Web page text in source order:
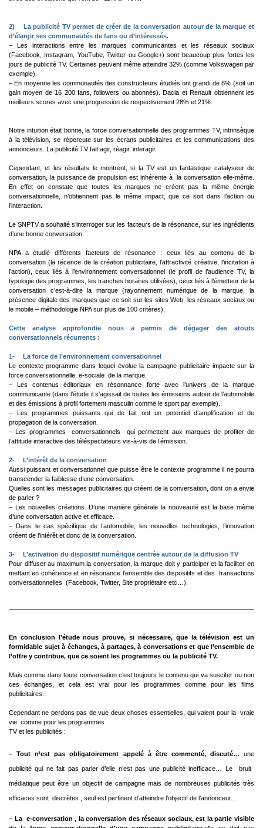
2)
La publicité TV permet de créer de la conversation autour de la marque et
d’élargir ses communautés de fans ou d’intéressés.
– Les interactions entre les marques communicantes et les réseaux sociaux
(Facebook, Instagram, YouTube, Twitter ou Google+) sont beaucoup plus fortes les
jours de publicité TV. Certaines peuvent même atteindre 32% (comme Volkswagen par
exemple).
– En moyenne les communautés des constructeurs étudiés ont grandi de 8% (soit un
gain moyen de 16 200 fans, followers ou abonnés). Dacia et Renault obtiennent les
meilleurs scores avec une progression de respectivement 28% et 21%.
Notre intuition était bonne, la force conversationnelle des programmes TV, intrinsèque
à la télévision, se répercute sur les écrans publicitaires et les communications des
annonceurs. La publicité TV fait agir, réagir, interagir.
Cependant, et les résultats le montrent, si la TV est un fantastique catalyseur de
conversation, la puissance de propulsion est inhérente à la conversation elle-même.
En effet on constate que toutes les marques ne créent pas la même énergie
conversationnelle, n’obtiennent pas le même impact, que ce soit dans l’action ou
l’interaction.
Le SNPTV a souhaité s’interroger sur les facteurs de la résonance, sur les ingrédients
d’une bonne conversation.
NPA a étudié différents facteurs de résonance : ceux liés au contenu de la
conversation (la récence de la création publicitaire, l’attractivité créative, l’incitation à
l’action), ceux liés à l’environnement conversationnel (le profil de l’audience TV, la
typologie des programmes, les tranches horaires utilisées), ceux liés à l’émetteur de la
conversation c’est-à-dire la marque (rayonnement numérique de la marque, la
présence digitale des marques que ce soit sur les sites Web, les réseaux sociaux ou
le mobile – méthodologie NPA sur plus de 100 critères).
Cette analyse approfondie nous a permis de dégager des atouts
conversationnels récurrents :
1-
La force de l’environnement conversationnel
Le contexte programme dans lequel évolue la campagne publicitaire impacte sur la
force conversationnelle  e-sociale  de la marque.
– Les contenus éditoriaux en résonnance forte avec l’univers de la marque
communicante (dans l’étude il s’agissait de toutes les émissions autour de l’automobile
et des émissions à profil fortement masculin comme le sport par exemple).
– Les programmes puissants qui de fait ont un potentiel d’amplification et de
propagation de la conversation.
– Les programmes  conversationnels  qui permettent aux marques de profiter de
l’attitude interactive des téléspectateurs vis-à-vis de l’émission.
2-
L’intérêt de la conversation
Aussi puissant et conversationnel que puisse être le contexte programme il ne pourra
transcender la faiblesse d’une conversation.
Quelles sont les messages publicitaires qui créent de la conversation, dont on a envie
de parler ?
– Les nouvelles créations. D’une manière générale la nouveauté est la base même
d’une conversation active et efficace.
– Dans le cas spécifique de l’automobile, les nouvelles technologies, l’innovation
créent de l’intérêt et donc de la conversation.
3-
L’activation du dispositif numérique centrée autour de la diffusion TV
Pour diffuser au maximum la conversation, la marque doit y participer et la faciliter en
mettant en cohérence et en résonance l’ensemble des dispositifs et des  transactions
conversationnelles  (Facebook, Twitter, Site propriétaire etc…).
En conclusion l’étude nous prouve, si nécessaire, que la télévision est un
formidable sujet à échanges, à partages, à conversations et que l’ensemble de
l’offre y contribue, que ce soient les programmes ou la publicité TV.
Mais comme dans toute conversation c’est toujours le contenu qui va susciter ou non
ces échanges, et cela est vrai pour les programmes comme pour les films
publicitaires.
Cependant ne perdons pas de vue deux choses essentielles, qui valent pour la  vraie
vie  comme pour les programmes
TV et les publicités :
– Tout n’est pas obligatoirement appelé à être commenté, discuté… une
publicité qui ne fait pas parler d’elle n’est pas une publicité inefficace… Le  bruit 
médiatique peut être un objectif de campagne mais de nombreuses publicités très
efficaces sont  discrètes , seul est pertinent d’atteindre l’objectif de l’annonceur..
– La  e-conversation , la conversation des réseaux sociaux, est la partie visible